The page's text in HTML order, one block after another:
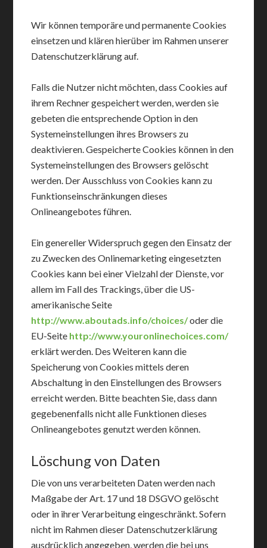
Wir können temporäre und permanente Cookies
einsetzen und klären hierüber im Rahmen unserer
Datenschutzerklärung auf.
Falls die Nutzer nicht möchten, dass Cookies auf
ihrem Rechner gespeichert werden, werden sie
gebeten die entsprechende Option in den
Systemeinstellungen ihres Browsers zu
deaktivieren. Gespeicherte Cookies können in den
Systemeinstellungen des Browsers gelöscht
werden. Der Ausschluss von Cookies kann zu
Funktionseinschränkungen dieses
Onlineangebotes führen.
Ein genereller Widerspruch gegen den Einsatz der
zu Zwecken des Onlinemarketing eingesetzten
Cookies kann bei einer Vielzahl der Dienste, vor
allem im Fall des Trackings, über die US-
amerikanische Seite
http://www.aboutads.info/choices/oder die
EU-Seite http://www.youronlinechoices.com/
erklärt werden. Des Weiteren kann die
Speicherung von Cookies mittels deren
Abschaltung in den Einstellungen des Browsers
erreicht werden. Bitte beachten Sie, dass dann
gegebenenfalls nicht alle Funktionen dieses
Onlineangebotes genutzt werden können.
Löschung von Daten
Die von uns verarbeiteten Daten werden nach
Maßgabe der Art. 17 und 18 DSGVO gelöscht
oder in ihrer Verarbeitung eingeschränkt. Sofern
nicht im Rahmen dieser Datenschutzerklärung
ausdrücklich angegeben, werden die bei uns